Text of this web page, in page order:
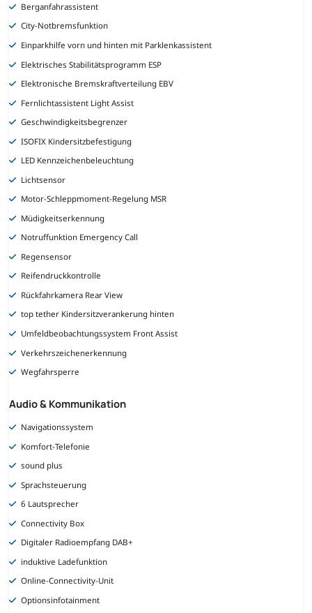
Berganfahrassistent
City-Notbremsfunktion
Einparkhilfe vorn und hinten mit Parklenkassistent
Elektrisches Stabilitätsprogramm ESP
Elektronische Bremskraftverteilung EBV
Fernlichtassistent Light Assist
Geschwindigkeitsbegrenzer
ISOFIX Kindersitzbefestigung
LED Kennzeichenbeleuchtung
Lichtsensor
Motor-Schleppmoment-Regelung MSR
Müdigkeitserkennung
Notruffunktion Emergency Call
Regensensor
Reifendruckkontrolle
Rückfahrkamera Rear View
top tether Kindersitzverankerung hinten
Umfeldbeobachtungssystem Front Assist
Verkehrszeichenerkennung
Wegfahrsperre
Audio & Kommunikation
Navigationssystem
Komfort-Telefonie
sound plus
Sprachsteuerung
6 Lautsprecher
Connectivity Box
Digitaler Radioempfang DAB+
induktive Ladefunktion
Online-Connectivity-Unit
Optionsinfotainment